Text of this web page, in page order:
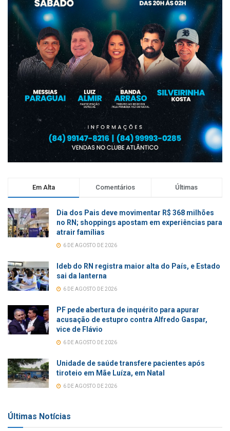
Em Alta Comentários Últimas
Dia dos Pais deve movimentar R$ 368 milhões
no RN; shoppings apostam em experiências para
atrair famílias
6 DE AGOSTO DE 2026
Ideb do RN registra maior alta do País, e Estado
sai da lanterna
6 DE AGOSTO DE 2026
PF pede abertura de inquérito para apurar
acusação de estupro contra Alfredo Gaspar,
vice de Flávio
6 DE AGOSTO DE 2026
Unidade de saúde transfere pacientes após
tiroteio em Mãe Luíza, em Natal
6 DE AGOSTO DE 2026
Últimas Notícias